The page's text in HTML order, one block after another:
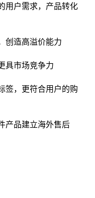
用户需求，产品转化
创造高溢价能力
具市场竞争力
签，更符合用户的购
产品建立海外售后